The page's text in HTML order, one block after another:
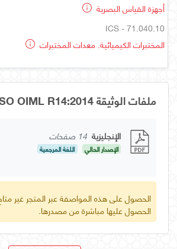
أجهزة القياس البصرية
ICS - 71.040.10
المختبرات الكيميائية. معدات المختبرات
ملفات الوثيقة OS GSO OIML R14:2014
الإنجليزية 14 صفحات
الإصدار الحالي اللغة المرجعية
الحصول على هذه المواصفة عبر المتجر غير
الحصول عليها مباشرة من مصدرها.